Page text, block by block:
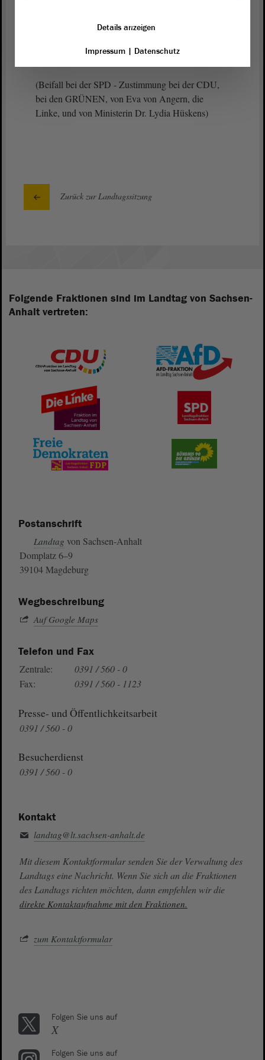
werden uns nicht unterkriegen lassen. Dieser Täter
Dom ist mein Zeuge.
(Beifall bei der SPD - Zustimmung bei der CDU,
bei den GRÜNEN, von Eva von Angern, die
Linke, und von Ministerin Dr. Lydia Hüskens)
Zurück zur Landtagssitzung
Folgende Fraktionen sind im Landtag von Sachsen-
Anhalt vertreten:
Postanschrift
Landtag von Sachsen-Anhalt
Domplatz 6–9
39104 Magdeburg
Wegbeschreibung
Auf Google Maps
Telefon und Fax
Zentrale:
0391 / 560 - 0
Fax:
0391 / 560 - 1123
Presse- und Öffentlichkeitsarbeit
0391 / 560 - 0
Besucherdienst
0391 / 560 - 0
Kontakt
landtag@lt.sachsen-anhalt.de
Mit diesem Kontaktformular senden Sie der Verwaltung des
Landtags eine Nachricht. Wenn Sie sich an die Fraktionen
des Landtags richten möchten, dann empfehlen wir die
direkte Kontaktaufnahme mit den Fraktionen.
zum Kontaktformular
Folgen Sie uns auf
X
Folgen Sie uns auf
Details anzeigen
Impressum| Datenschutz